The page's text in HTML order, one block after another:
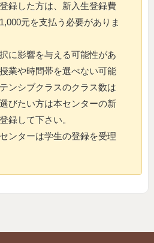
録した方は、新入生登録費
元を支払う必要がありま
に影響を与える可能性があ
業や時間帯を選べない可能
ンシブクラスのクラス数は
びたい方は本センターの新
録して下さい。
ンターは学生の登録を受理